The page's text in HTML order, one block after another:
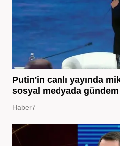
Putin'in canlı yayında
sosyal medyada
Haber7